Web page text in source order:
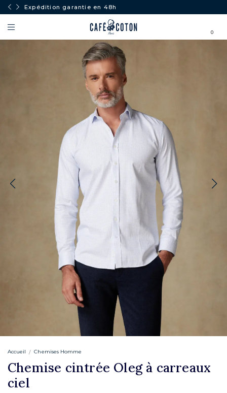
Expédition garantie en 48h
0
Accueil Chemises Homme
Chemise cintrée Oleg à carreaux
ciel